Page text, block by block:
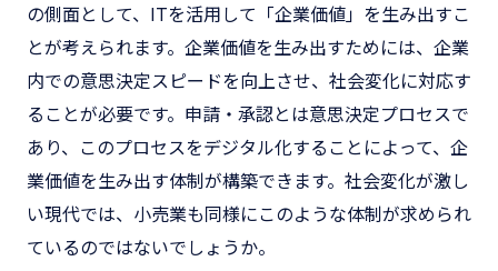
の側面として、ITを活用して「企業価値」を生み出すこ
とが考えられます。企業価値を生み出すためには、企業
内での意思決定スピードを向上させ、社会変化に対応す
ることが必要です。申請・承認とは意思決定プロセスで
あり、このプロセスをデジタル化することによって、企
業価値を生み出す体制が構築できます。社会変化が激し
い現代では、小売業も同様にこのような体制が求められ
ているのではないでしょうか。